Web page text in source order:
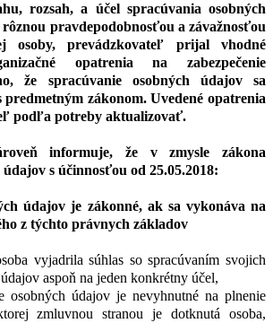
rozsah, a účel spracúvania osobných
pravdepodobnosťou a závažnosťou
osoby, prevádzkovateľ prijal vhodné
opatrenia na zabezpečenie
že spracúvanie osobných údajov sa
predmetným zákonom. Uvedené opatrenia
podľa potreby aktualizovať.
informuje, že v zmysle zákona
s účinnosťou od 25.05.2018:
údajov je zákonné, ak sa vykonáva na
z týchto právnych základov
vyjadrila súhlas so spracúvaním svojich
aspoň na jeden konkrétny účel,
osobných údajov je nevyhnutné na plnenie
zmluvnou stranou je dotknutá osoba,